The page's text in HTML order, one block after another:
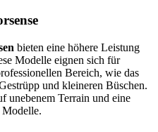
bieten eine höhere Leistung
Modelle eignen sich für
Bereich, wie das
und kleineren Büschen.
unebenem Terrain und eine
Modelle.